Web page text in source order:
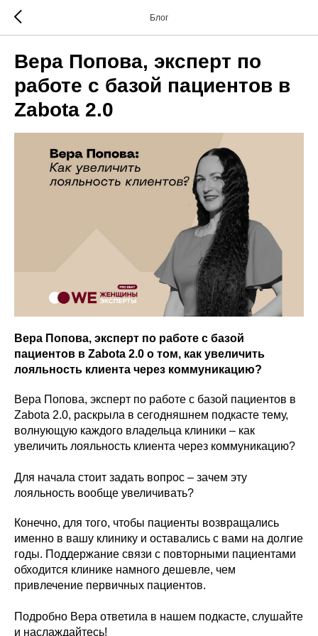
Блог
Вера Попова, эксперт по
работе с базой пациентов в
Zabota 2.0
Вера Попова, эксперт по работе с базой
пациентов в Zabota 2.0 о том, как увеличить
лояльность клиента через коммуникацию?
Вера Попова, эксперт по работе с базой пациентов в
Zabota 2.0, раскрыла в сегодняшнем подкасте тему,
волнующую каждого владельца клиники – как
увеличить лояльность клиента через коммуникацию?
Для начала стоит задать вопрос – зачем эту
лояльность вообще увеличивать?
Конечно, для того, чтобы пациенты возвращались
именно в вашу клинику и оставались с вами на долгие
годы. Поддержание связи с повторными пациентами
обходится клинике намного дешевле, чем
привлечение первичных пациентов.
Подробно Вера ответила в нашем подкасте, слушайте
и наслаждайтесь!